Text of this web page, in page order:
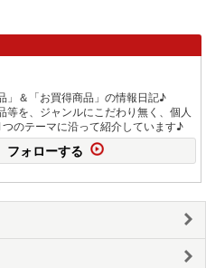
」＆「お買得商品」の情報日記♪
等を、ジャンルにこだわり無く、個人
のテーマに沿って紹介しています♪
フォローする